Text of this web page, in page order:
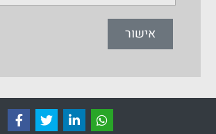
אישור